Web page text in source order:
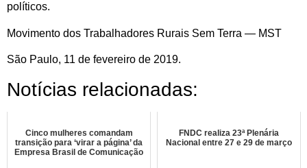
políticos.
Movimento dos Trabalhadores Rurais Sem Terra — MST
São Paulo, 11 de fevereiro de 2019.
Notícias relacionadas:
Cinco mulheres comandam
transição para ‘virar a página’ da
Empresa Brasil de Comunicação
FNDC realiza 23ª Plenária
Nacional entre 27 e 29 de março